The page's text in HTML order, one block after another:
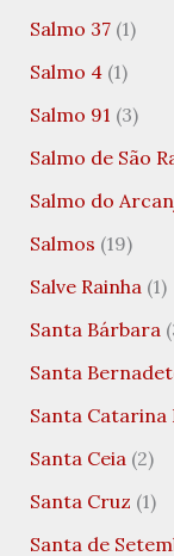
Salmo 37(1)
Salmo 4(1)
Salmo 91 (3)
Salmo de São
Salmo do
Salmos (19)
Salve Rainha(1)
Santa Bárbara
Santa
Santa Catarina
Santa Ceia(2)
Santa Cruz (1)
Santa de